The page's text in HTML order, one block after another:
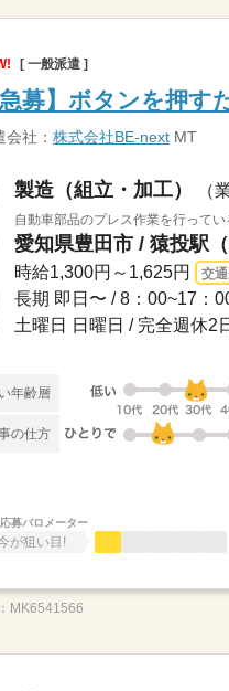
[ 一般派遣 ]
急募】ボタンを押
会社： 株式会社BE-next MT
製造（組立・加工） （
自動車部品のプレス作業を行って
愛知県豊田市 / 猿投駅（
時給1,300円～1,625円 交
長期 即日〜 / 8：00~17：
土曜日 日曜日 / 完全週休2
年齢層
の仕方
応募バロメーター
が狙い目!
MK6541566